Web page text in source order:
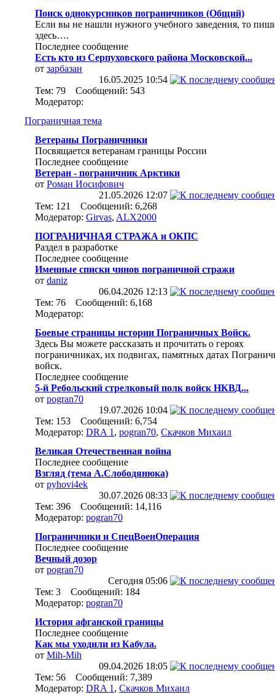
Поиск однокурсников пограничников (Общий)
Если вы не нашли нужного учебного заведения, то
здесь….
Последнее сообщение
Есть кто из Серпуховского района Московской...
от зарбазан
16.05.2025 10:54
Тем: 79 Сообщений: 543
Модератор:
Пограничная тема
Ветераны Пограничники
Посвящается ветеранам границы России
Последнее сообщение
Ветеран - пограничник Арктики
от Роман Иосифович
21.05.2026 12:07
Тем: 121 Сообщений: 6,268
Модератор: Girvas, ALX2000
ПОГРАНИЧНАЯ СТРАЖА и ОКПС
Раздел в разработке
Последнее сообщение
Именные списки чинов пограничной стражи
от daniz
06.04.2026 12:13
Тем: 76 Сообщений: 6,168
Модератор:
Боевые страницы истории Пограничных Войск.
Здесь Вы можете рассказать и прочитать о героях
пограничниках, их подвигах, памятных датах
войск.
Последнее сообщение
5-й Ребольский стрелковый полк войск НКВД...
от pogran70
19.07.2026 10:04
Тем: 153 Сообщений: 6,754
Модератор: DRA 1 , pogran70, Скачков Михаил
Великая Отечественная война
Последнее сообщение
Взгляд (тема А.Слободянюка)
от pyhovi4ek
30.07.2026 08:33
Тем: 396 Сообщений: 14,116
Модератор: pogran70
Пограничники и СпецВоенОперация
Последнее сообщение
Вечный дозор
от pogran70
Сегодня 05:06
Тем: 3 Сообщений: 184
Модератор: pogran70
История афганской границы
Последнее сообщение
Как мы уходили из Кабула.
от Mih-Mih
09.04.2026 18:05
Тем: 56 Сообщений: 7,389
Модератор: DRA 1 , Скачков Михаил